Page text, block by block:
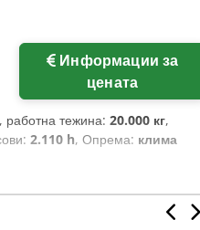
цената
, работна тежина: 20.000 кг,
2.110 h, Опрема: клима